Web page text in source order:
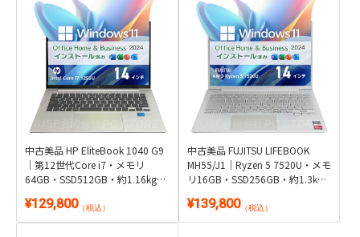
中古美品 HP EliteBook 1040 G9
｜第12世代Core i7・メモリ
64GB・SSD512GB・約1.16kg｜
2024付き
¥129,800（税込）
中古美品 FUJITSU LIFEBOOK
MH55/J1｜Ryzen 5 7520U・メモ
リ16GB・SSD256GB・約1.3kg
Microsoft Office 2024付き
¥139,800（税込）